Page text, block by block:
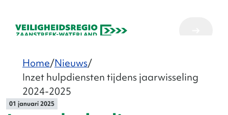
Home Nieuws
Inzet hulpdiensten tijdens jaarwisseling
2024-2025
01 januari 2025